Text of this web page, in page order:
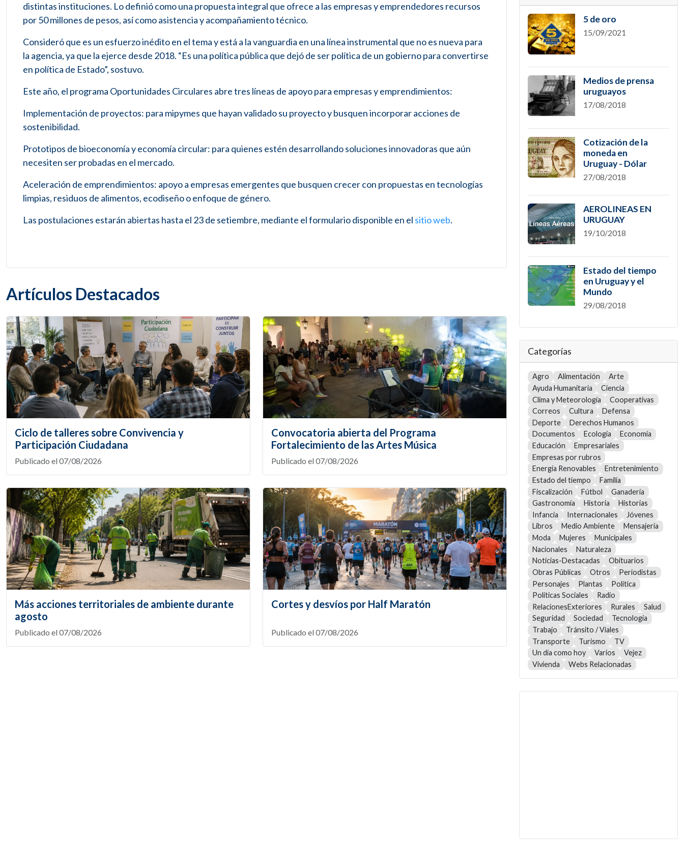
distintas instituciones. Lo definió como una propuesta integral que ofrece a las empresas y emprendedores recursos
por 50 millones de pesos, así como asistencia y acompañamiento técnico.
Consideró que es un esfuerzo inédito en el tema y está a la vanguardia en una línea instrumental que no es nueva para
la agencia, ya que la ejerce desde 2018. “Es una política pública que dejó de ser política de un gobierno para convertirse
en política de Estado”, sostuvo.
Este año, el programa Oportunidades Circulares abre tres líneas de apoyo para empresas y emprendimientos:
Implementación de proyectos: para mipymes que hayan validado su proyecto y busquen incorporar acciones de
sostenibilidad.
Prototipos de bioeconomía y economía circular: para quienes estén desarrollando soluciones innovadoras que aún
necesiten ser probadas en el mercado.
Aceleración de emprendimientos: apoyo a empresas emergentes que busquen crecer con propuestas en tecnologías
limpias, residuos de alimentos, ecodiseño o enfoque de género.
Las postulaciones estarán abiertas hasta el 23 de setiembre, mediante el formulario disponible en el sitio web.
Artículos Destacados
Ciclo de talleres sobre Convivencia y
Participación Ciudadana
Publicado el 07/08/2026
Convocatoria abierta del Programa
Fortalecimiento de las Artes Música
Publicado el 07/08/2026
Más acciones territoriales de ambiente durante
agosto
Publicado el 07/08/2026
Cortes y desvíos por Half Maratón
Publicado el 07/08/2026
5 de oro
15/09/2021
Medios de prensa
uruguayos
17/08/2018
Cotización de la
moneda en
Uruguay - Dólar
27/08/2018
AEROLINEAS EN
URUGUAY
19/10/2018
Estado del tiempo
en Uruguay y el
Mundo
29/08/2018
Categorías
Agro Alimentación
Arte
Ayuda Humanitaria
Ciencia
Clima y Meteorología
Cooperativas
Correos
Cultura
Defensa
Deporte
Derechos Humanos
Documentos
Ecología
Economía
Educación
Empresariales
Empresas por rubros
Energía Renovables
Entretenimiento
Estado del tiempo
Familia
Fiscalización
Fútbol
Ganadería
Gastronomía
Historia
Historias
Infancia
Internacionales
Jóvenes
Libros
Medio Ambiente
Mensajería
Moda
Mujeres
Municipales
Nacionales
Naturaleza
Noticias-Destacadas
Obituarios
Obras Públicas
Otros
Periodistas
Personajes
Plantas
Política
Políticas Sociales
Radio
RelacionesExteriores
Rurales
Salud
Seguridad
Sociedad
Tecnología
Trabajo
Tránsito / Viales
Transporte
Turismo
TV
Un día como hoy
Varios
Vejez
Vivienda
Webs Relacionadas